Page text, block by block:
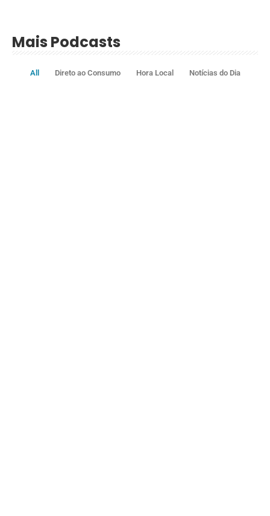
Mais Podcasts
All Direto ao Consumo Hora Local Notícias do Dia